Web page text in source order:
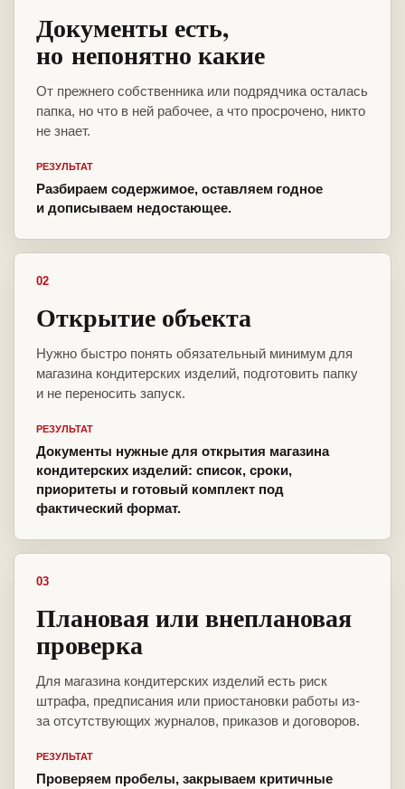
Документы есть,
но непонятно какие
От прежнего собственника или подрядчика осталась
папка, но что в ней рабочее, а что просрочено, никто
не знает.
РЕЗУЛЬТАТ
Разбираем содержимое, оставляем годное
и дописываем недостающее.
02
Открытие объекта
Нужно быстро понять обязательный минимум для
магазина кондитерских изделий, подготовить папку
и не переносить запуск.
РЕЗУЛЬТАТ
Документы нужные для открытия магазина
кондитерских изделий: список, сроки,
приоритеты и готовый комплект под
фактический формат.
03
Плановая или внеплановая
проверка
Для магазина кондитерских изделий есть риск
штрафа, предписания или приостановки работы из-
за отсутствующих журналов, приказов и договоров.
РЕЗУЛЬТАТ
Проверяем пробелы, закрываем критичные